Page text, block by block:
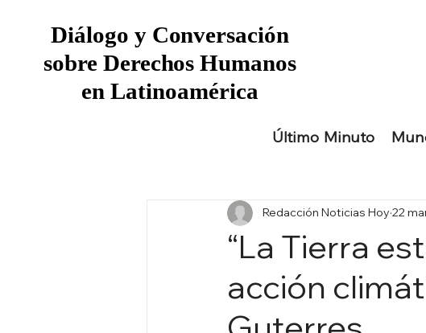
Último Minuto
Diálogo y Conversación
sobre Derechos Humanos
en Latinoamérica
Diálogo y Conversación
sobre Derechos Humanos
en Latinoamérica
“La Tierra
acción
Redacción Noticias Hoy 22